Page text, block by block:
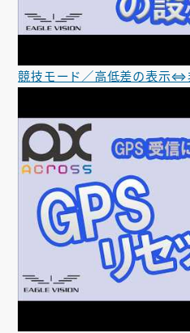
競技モード／高低差の表示⇔